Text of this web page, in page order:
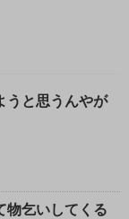
うと思うんやが
物乞いしてくる